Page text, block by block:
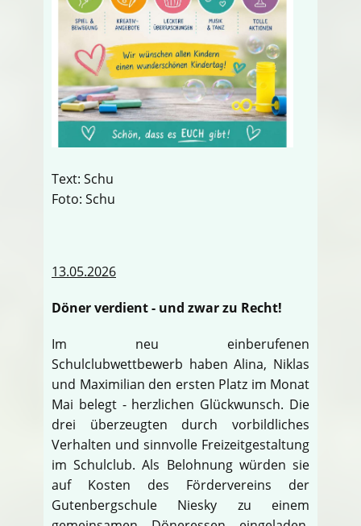
Text: Schu
Foto: Schu
13.05.2026
Döner verdient - und zwar zu Recht!
Im neu einberufenen
Schulclubwettbewerb haben Alina, Niklas
und Maximilian den ersten Platz im Monat
Mai belegt - herzlichen Glückwunsch. Die
drei überzeugten durch vorbildliches
Verhalten und sinnvolle Freizeitgestaltung
im Schulclub. Als Belohnung würden sie
auf Kosten des Fördervereins der
Gutenbergschule Niesky zu einem